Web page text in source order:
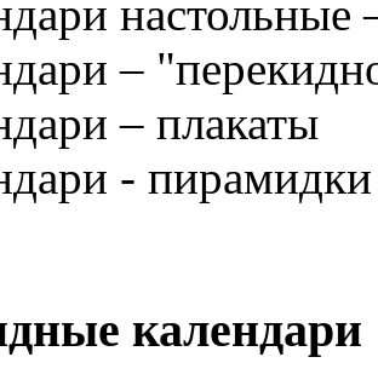
–
– плакаты
- пирамидки
календари